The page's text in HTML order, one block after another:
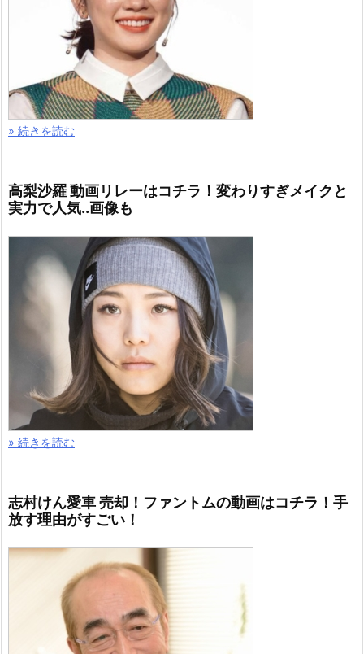
» 続きを読む
高梨沙羅 動画リレーはコチラ！変わりすぎメイクと
実力で人気..画像も
» 続きを読む
志村けん愛車 売却！ファントムの動画はコチラ！手
放す理由がすごい！